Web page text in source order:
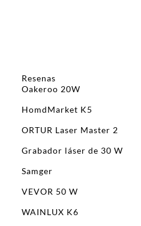
Resenas
Oakeroo 20W
HomdMarket K5
ORTUR Laser Master 2
Grabador láser de 30 W
Samger
VEVOR 50 W
WAINLUX K6